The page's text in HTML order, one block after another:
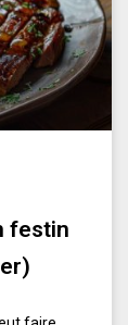
festin